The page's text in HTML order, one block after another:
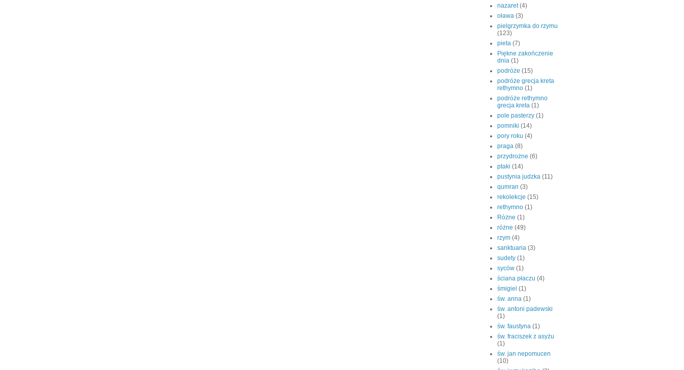
nazaret (4)
oława (3)
pielgrzymka do rzymu
(123)
pieta (7)
Piękne zakończenie
dnia (1)
podróże (15)
podróże grecja kreta
rethymno (1)
podróże rethymno
grecja kreta (1)
pole pasterzy (1)
pomniki (14)
pory roku (4)
praga (8)
przydrożne (6)
ptaki (14)
pustynia judzka (11)
qumran (3)
rekolekcje (15)
rethymno (1)
Ròżne (1)
różne (49)
rzym (4)
sanktuaria (3)
sudety (1)
syców (1)
ściana płaczu (4)
śmigiel (1)
św. anna (1)
św. antoni padewski
(1)
św. faustyna (1)
św. fraciszek z asyżu
(1)
św. jan nepomucen
(10)